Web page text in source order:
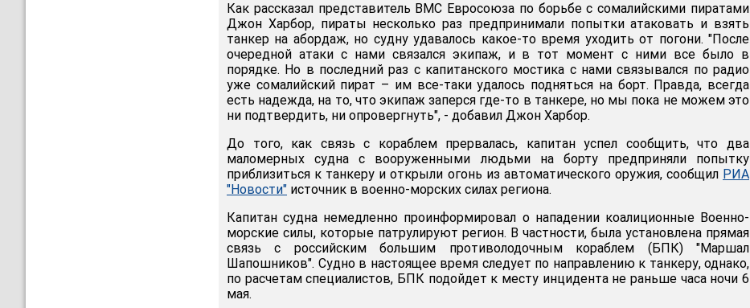
Как рассказал представитель ВМС Евросоюза по борьбе с сомалийскими пиратами
Джон Харбор, пираты несколько раз предпринимали попытки атаковать и взять
танкер на абордаж, но судну удавалось какое-то время уходить от погони. "После
очередной атаки с нами связался экипаж, и в тот момент с ними все было в
порядке. Но в последний раз с капитанского мостика с нами связывался по радио
уже сомалийский пират – им все-таки удалось подняться на борт. Правда, всегда
есть надежда, на то, что экипаж заперся где-то в танкере, но мы пока не можем это
ни подтвердить, ни опровергнуть", - добавил Джон Харбор.
До того, как связь с кораблем прервалась, капитан успел сообщить, что два
маломерных судна с вооруженными людьми на борту предприняли попытку
приблизиться к танкеру и открыли огонь из автоматического оружия, сообщил РИА
"Новости" источник в военно-морских силах региона.
Капитан судна немедленно проинформировал о нападении коалиционные Военно-
морские силы, которые патрулируют регион. В частности, была установлена прямая
связь с российским большим противолодочным кораблем (БПК) "Маршал
Шапошников". Судно в настоящее время следует по направлению к танкеру, однако,
по расчетам специалистов, БПК подойдет к месту инцидента не раньше часа ночи 6
мая.